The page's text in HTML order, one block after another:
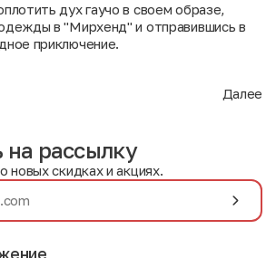
дух гаучо в своем образе,
в "Мирхенд" и отправившись в
приключение.
Далее
рассылку
новых скидках и акциях.